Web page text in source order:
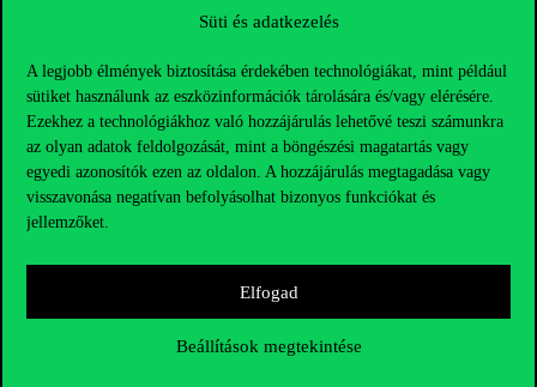
Süti és adatkezelés
A legjobb élmények biztosítása érdekében technológiákat, mint például
sütiket használunk az eszközinformációk tárolására és/vagy elérésére.
Ezekhez a technológiákhoz való hozzájárulás lehetővé teszi számunkra
az olyan adatok feldolgozását, mint a böngészési magatartás vagy
egyedi azonosítók ezen az oldalon. A hozzájárulás megtagadása vagy
visszavonása negatívan befolyásolhat bizonyos funkciókat és
jellemzőket.
Elfogad
Beállítások megtekintése
+36 1 482 5000
Kérdésed van a felvételivel kapcsolatban?
Oktatói elérhetőségek
HUB jelenlegi hallgatóinknak